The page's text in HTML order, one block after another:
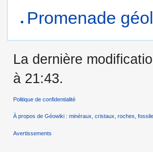
Promenade
La dernière
à 21:43.
Politique de confidentialité
À propos de Géowiki : minéraux, cristaux, roches,
Avertissements